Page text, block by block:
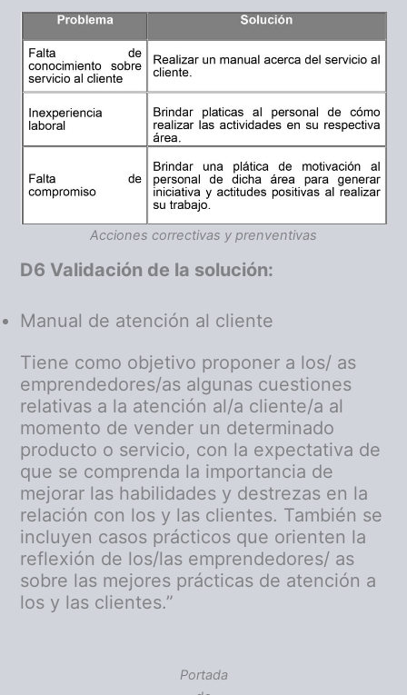
Acciones correctivas y prenventivas
D6 Validación de la solución:
Manual de atención al cliente
Tiene como objetivo proponer a los/ as
emprendedores/as algunas cuestiones
relativas a la atención al/a cliente/a al
momento de vender un determinado
producto o servicio, con la expectativa de
que se comprenda la importancia de
mejorar las habilidades y destrezas en la
relación con los y las clientes. También se
incluyen casos prácticos que orienten la
reflexión de los/las emprendedores/ as
sobre las mejores prácticas de atención a
los y las clientes.”
Portada